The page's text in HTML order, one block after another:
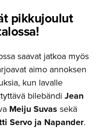
pikkujoulut
saavat jatkoa myös
aimo annoksen
kun lavalle
bilebändi Jean
Meiju Suvas sekä
Servo ja Napander.